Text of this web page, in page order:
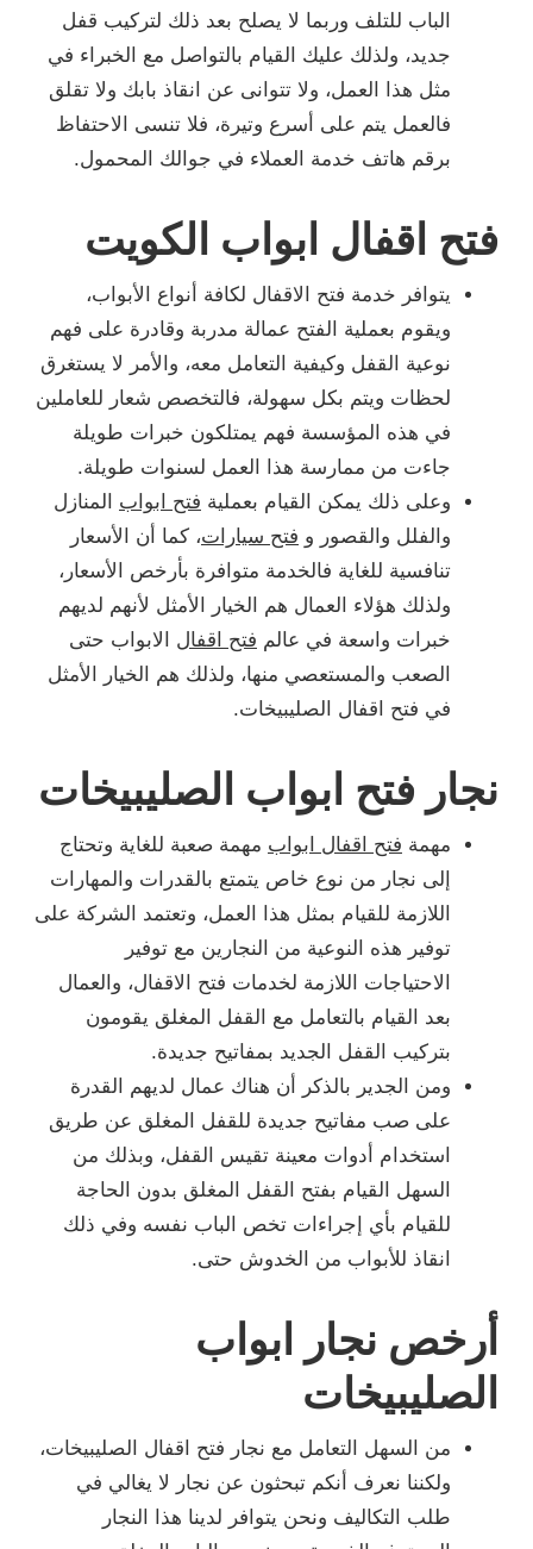
الباب للتلف وربما لا يصلح بعد ذلك لتركيب قفل
جديد، ولذلك عليك القيام بالتواصل مع الخبراء في
مثل هذا العمل، ولا تتوانى عن انقاذ بابك ولا تقلق
فالعمل يتم على أسرع وتيرة، فلا تنسى الاحتفاظ
برقم هاتف خدمة العملاء في جوالك المحمول.
فتح اقفال ابواب الكويت
يتوافر خدمة فتح الاقفال لكافة أنواع الأبواب،
ويقوم بعملية الفتح عمالة مدربة وقادرة على فهم
نوعية القفل وكيفية التعامل معه، والأمر لا يستغرق
لحظات ويتم بكل سهولة، فالتخصص شعار للعاملين
في هذه المؤسسة فهم يمتلكون خبرات طويلة
جاءت من ممارسة هذا العمل لسنوات طويلة.
وعلى ذلك يمكن القيام بعملية فتح ابواب المنازل
والفلل والقصور و فتح سيارات، كما أن الأسعار
تنافسية للغاية فالخدمة متوافرة بأرخص الأسعار،
ولذلك هؤلاء العمال هم الخيار الأمثل لأنهم لديهم
خبرات واسعة في عالم فتح اقفال الابواب حتى
الصعب والمستعصي منها، ولذلك هم الخيار الأمثل
في فتح اقفال الصليبيخات.
نجار فتح ابواب الصليبيخات
مهمة فتح اقفال ابواب مهمة صعبة للغاية وتحتاج
إلى نجار من نوع خاص يتمتع بالقدرات والمهارات
اللازمة للقيام بمثل هذا العمل، وتعتمد الشركة على
توفير هذه النوعية من النجارين مع توفير
الاحتياجات اللازمة لخدمات فتح الاقفال، والعمال
بعد القيام بالتعامل مع القفل المغلق يقومون
بتركيب القفل الجديد بمفاتيح جديدة.
ومن الجدير بالذكر أن هناك عمال لديهم القدرة
على صب مفاتيح جديدة للقفل المغلق عن طريق
استخدام أدوات معينة تقيس القفل، وبذلك من
السهل القيام بفتح القفل المغلق بدون الحاجة
للقيام بأي إجراءات تخص الباب نفسه وفي ذلك
انقاذ للأبواب من الخدوش حتى.
أرخص نجار ابواب
الصليبيخات
من السهل التعامل مع نجار فتح اقفال الصليبيخات،
ولكننا نعرف أنكم تبحثون عن نجار لا يغالي في
طلب التكاليف ونحن يتوافر لدينا هذا النجار